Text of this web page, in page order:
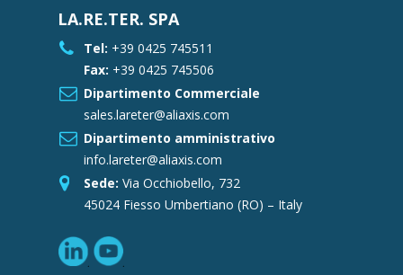
LA.RE.TER. SPA
Tel: +39 0425 745511
Fax: +39 0425 745506
Dipartimento Commerciale
sales.lareter@aliaxis.com
Dipartimento amministrativo
info.lareter@aliaxis.com
Sede: Via Occhiobello, 732
45024 Fiesso Umbertiano (RO) – Italy